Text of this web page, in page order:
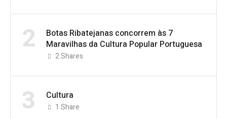
2
Botas Ribatejanas concorrem às 7
Maravilhas da Cultura Popular Portuguesa
2Shares
3 Cultura
1 Share